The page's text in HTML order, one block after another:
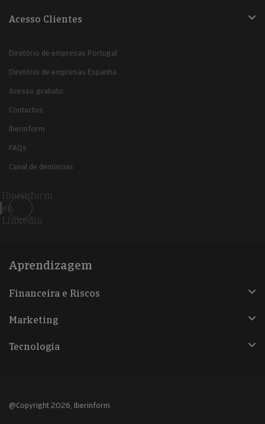
Acesso Clientes
Diretório de empresas Portugal
Diretório de empresas Espanha
Acesso gratuito
Contactos
Iberinform
FAQs
Canal de denúncias
Iberinform
en
Linkedin
Aprendizagem
Financeira e Riscos
Marketing
Tecnologia
@Copyright 2026, Iberinform